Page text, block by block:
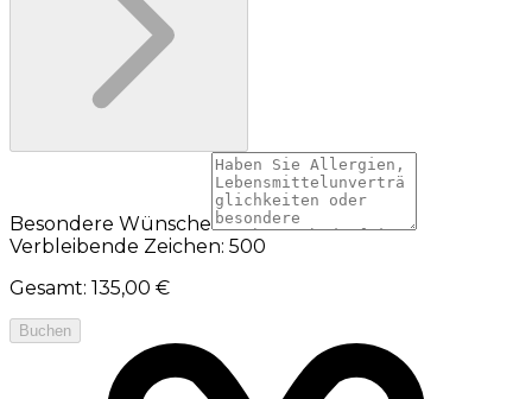
Besondere Wünsche
Verbleibende Zeichen: 500
Gesamt: 135,00 €
Buchen